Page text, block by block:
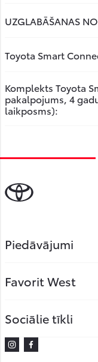
UZGLABĀŠANAS
Toyota Smart
Komplekts Toyota
pakalpojums, 4
laikposms):
Piedāvājumi
Favorit West
Sociālie tīkli
Instagram
Facebook